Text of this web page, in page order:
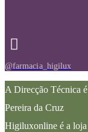
@farmacia_higilux
A Direcção Técnica
Pereira da Cruz
Higiluxonline é a loja